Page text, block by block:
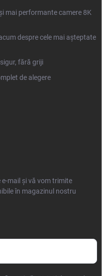
mai performante camere 8K
despre cele mai așteptate
fără griji
de alegere
mail şi vă vom trimite
în magazinul nostru